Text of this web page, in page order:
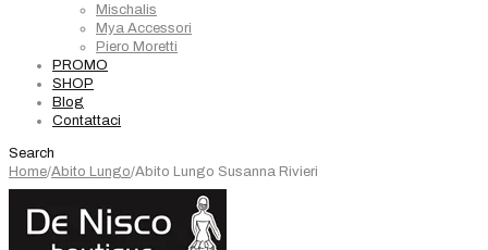
Mischalis
Mya Accessori
Piero Moretti
PROMO
SHOP
Blog
Contattaci
Search
Home/Abito Lungo/Abito Lungo Susanna Rivieri